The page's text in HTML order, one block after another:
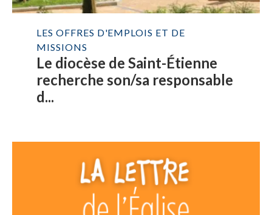
LES OFFRES D'EMPLOIS ET DE
MISSIONS
Le diocèse de Saint-Étienne
recherche son/sa responsable
d...